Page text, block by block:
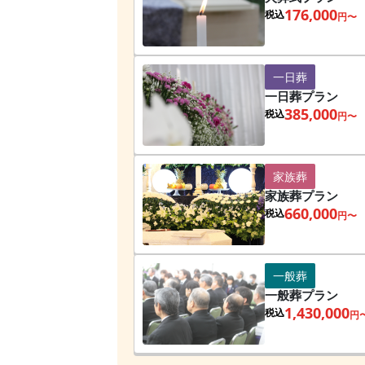
税込176,000円〜
一日葬
一日葬プラン
税込385,000円〜
家族葬
家族葬プラン
税込660,000円〜
一般葬
一般葬プラン
税込1,430,000円